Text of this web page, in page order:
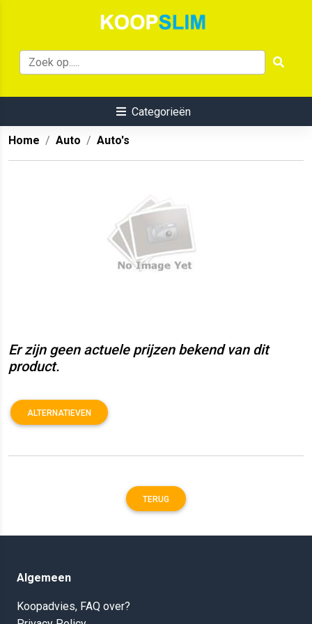
Categorieën
Home Auto Auto's
Er zijn geen actuele prijzen bekend van dit
product.
ALTERNATIEVEN
TERUG
Algemeen
Koopadvies, FAQ over?